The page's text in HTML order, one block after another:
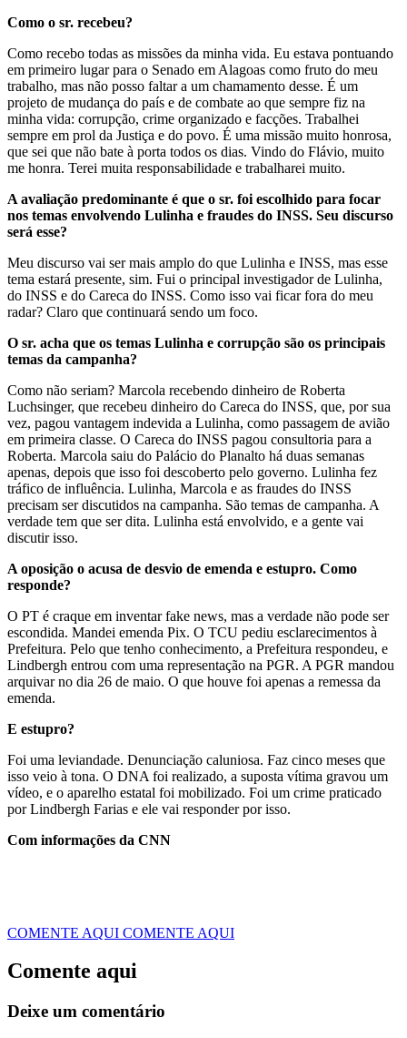
Como o sr. recebeu?
Como recebo todas as missões da minha vida. Eu estava pontuando
em primeiro lugar para o Senado em Alagoas como fruto do meu
trabalho, mas não posso faltar a um chamamento desse. É um
projeto de mudança do país e de combate ao que sempre fiz na
minha vida: corrupção, crime organizado e facções. Trabalhei
sempre em prol da Justiça e do povo. É uma missão muito honrosa,
que sei que não bate à porta todos os dias. Vindo do Flávio, muito
me honra. Terei muita responsabilidade e trabalharei muito.
A avaliação predominante é que o sr. foi escolhido para focar
nos temas envolvendo Lulinha e fraudes do INSS. Seu discurso
será esse?
Meu discurso vai ser mais amplo do que Lulinha e INSS, mas esse
tema estará presente, sim. Fui o principal investigador de Lulinha,
do INSS e do Careca do INSS. Como isso vai ficar fora do meu
radar? Claro que continuará sendo um foco.
O sr. acha que os temas Lulinha e corrupção são os principais
temas da campanha?
Como não seriam? Marcola recebendo dinheiro de Roberta
Luchsinger, que recebeu dinheiro do Careca do INSS, que, por sua
vez, pagou vantagem indevida a Lulinha, como passagem de avião
em primeira classe. O Careca do INSS pagou consultoria para a
Roberta. Marcola saiu do Palácio do Planalto há duas semanas
apenas, depois que isso foi descoberto pelo governo. Lulinha fez
tráfico de influência. Lulinha, Marcola e as fraudes do INSS
precisam ser discutidos na campanha. São temas de campanha. A
verdade tem que ser dita. Lulinha está envolvido, e a gente vai
discutir isso.
A oposição o acusa de desvio de emenda e estupro. Como
responde?
O PT é craque em inventar fake news, mas a verdade não pode ser
escondida. Mandei emenda Pix. O TCU pediu esclarecimentos à
Prefeitura. Pelo que tenho conhecimento, a Prefeitura respondeu, e
Lindbergh entrou com uma representação na PGR. A PGR mandou
arquivar no dia 26 de maio. O que houve foi apenas a remessa da
emenda.
E estupro?
Foi uma leviandade. Denunciação caluniosa. Faz cinco meses que
isso veio à tona. O DNA foi realizado, a suposta vítima gravou um
vídeo, e o aparelho estatal foi mobilizado. Foi um crime praticado
por Lindbergh Farias e ele vai responder por isso.
Com informações da CNN
COMENTE AQUI COMENTE AQUI
Comente aqui
Deixe um comentário